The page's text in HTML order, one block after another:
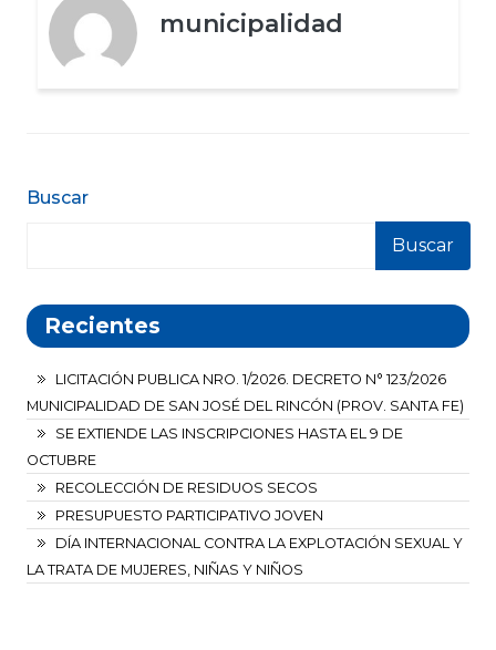
Buscar
Buscar
Recientes
LICITACIÓN PUBLICA NRO. 1/2026. DECRETO N° 123/2026
MUNICIPALIDAD DE SAN JOSÉ DEL RINCÓN (PROV. SANTA FE)
SE EXTIENDE LAS INSCRIPCIONES HASTA EL 9 DE
OCTUBRE
RECOLECCIÓN DE RESIDUOS SECOS
PRESUPUESTO PARTICIPATIVO JOVEN
DÍA INTERNACIONAL CONTRA LA EXPLOTACIÓN SEXUAL Y
LA TRATA DE MUJERES, NIÑAS Y NIÑOS
municipalidad